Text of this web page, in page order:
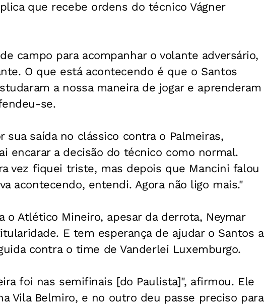
que recebe ordens do técnico Vágner
campo para acompanhar o volante adversário,
O que está acontecendo é que o Santos
a nossa maneira de jogar e aprenderam
se.
sua saída no clássico contra o Palmeiras,
encarar a decisão do técnico como normal.
vez fiquei triste, mas depois que Mancini falou
acontecendo, entendi. Agora não ligo mais."
o Atlético Mineiro, apesar da derrota, Neymar
E tem esperança de ajudar o Santos a
contra o time de Vanderlei Luxemburgo.
foi nas semifinais [do Paulista]", afirmou. Ele
Vila Belmiro, e no outro deu passe preciso para